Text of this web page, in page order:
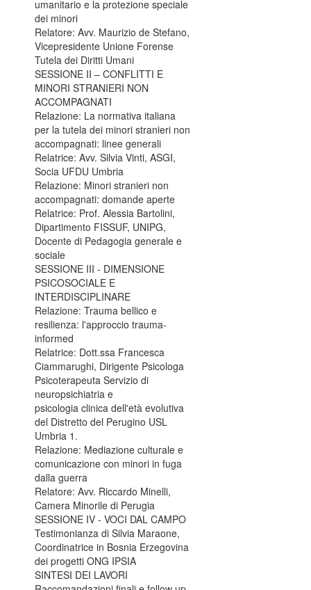
umanitario e la protezione speciale
dei minori
Relatore: Avv. Maurizio de Stefano,
Vicepresidente Unione Forense
Tutela dei Diritti Umani
SESSIONE II – CONFLITTI E
MINORI STRANIERI NON
ACCOMPAGNATI
Relazione: La normativa italiana
per la tutela dei minori stranieri non
accompagnati: linee generali
Relatrice: Avv. Silvia Vinti, ASGI,
Socia UFDU Umbria
Relazione: Minori stranieri non
accompagnati: domande aperte
Relatrice: Prof. Alessia Bartolini,
Dipartimento FISSUF, UNIPG,
Docente di Pedagogia generale e
sociale
SESSIONE III - DIMENSIONE
PSICOSOCIALE E
INTERDISCIPLINARE
Relazione: Trauma bellico e
resilienza: l'approccio trauma-
informed
Relatrice: Dott.ssa Francesca
Ciammarughi, Dirigente Psicologa
Psicoterapeuta Servizio di
neuropsichiatria e
psicologia clinica dell'età evolutiva
del Distretto del Perugino USL
Umbria 1.
Relazione: Mediazione culturale e
comunicazione con minori in fuga
dalla guerra
Relatore: Avv. Riccardo Minelli,
Camera Minorile di Perugia
SESSIONE IV - VOCI DAL CAMPO
Testimonianza di Silvia Maraone,
Coordinatrice in Bosnia Erzegovina
dei progetti ONG IPSIA
SINTESI DEI LAVORI